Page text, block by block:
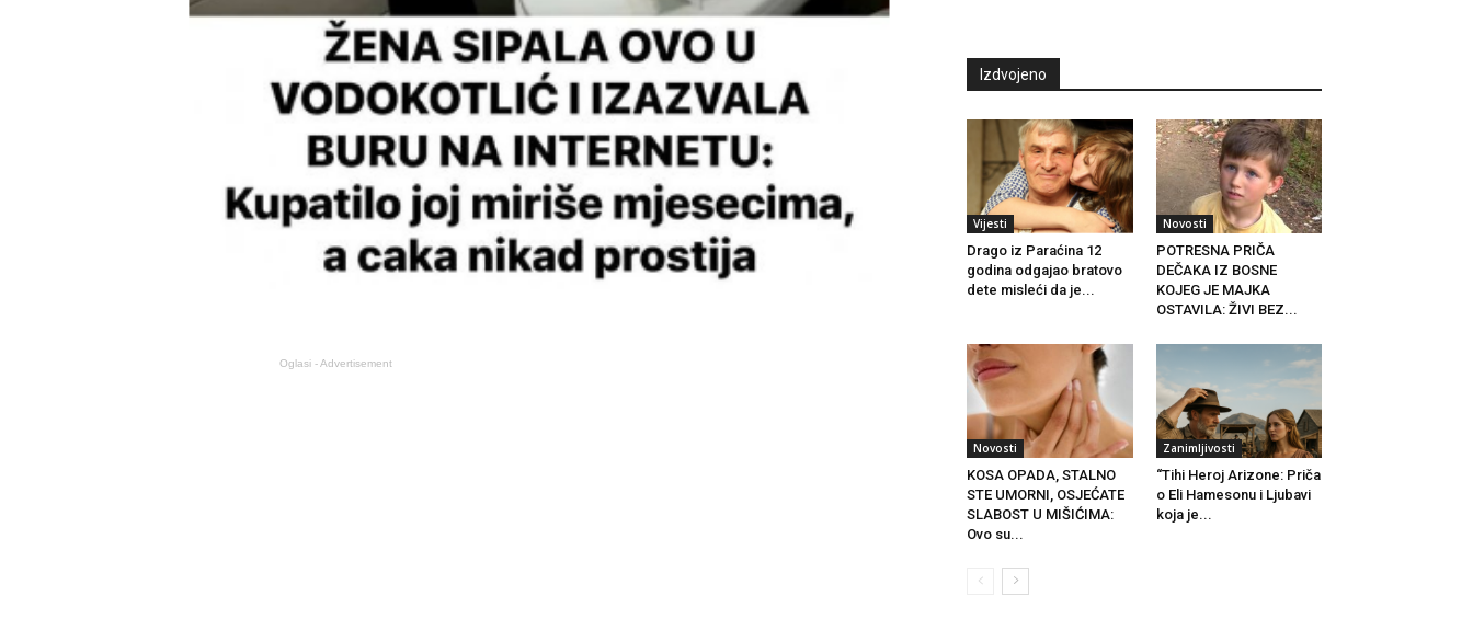
Oglasi - Advertisement
Izdvojeno
Vijesti
Drago iz Paraćina 12
godina odgajao bratovo
dete misleći da je...
Novosti
POTRESNA PRIČA
DEČAKA IZ BOSNE
KOJEG JE MAJKA
OSTAVILA: ŽIVI BEZ...
Novosti
KOSA OPADA, STALNO
STE UMORNI, OSJEĆATE
SLABOST U MIŠIĆIMA:
Ovo su...
Zanimljivosti
“Tihi Heroj Arizone: Priča
o Eli Hamesonu i Ljubavi
koja je...